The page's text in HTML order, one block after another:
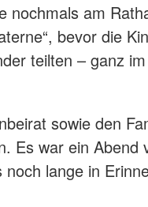
nochmals am
bevor die
teilten – ganz
sowie den
Es war ein Abend
lange in